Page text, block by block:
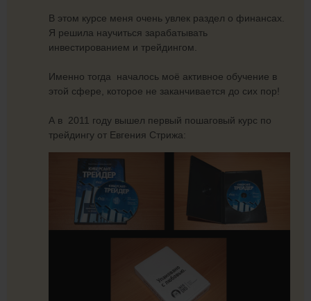
В этом курсе меня очень увлек раздел о финансах.
Я решила научиться зарабатывать
инвестированием и трейдингом.
Именно тогда началось моё активное обучение в
этой сфере, которое не заканчивается до сих пор!
А в 2011 году вышел первый пошаговый курс по
трейдингу от Евгения Стрижа: